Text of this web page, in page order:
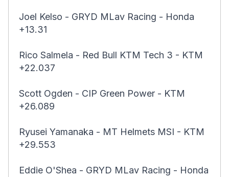
Joel Kelso - GRYD MLav Racing - Honda
+13.31
Rico Salmela - Red Bull KTM Tech 3 - KTM
+22.037
Scott Ogden - CIP Green Power - KTM
+26.089
Ryusei Yamanaka - MT Helmets MSI - KTM
+29.553
Eddie O'Shea - GRYD MLav Racing - Honda